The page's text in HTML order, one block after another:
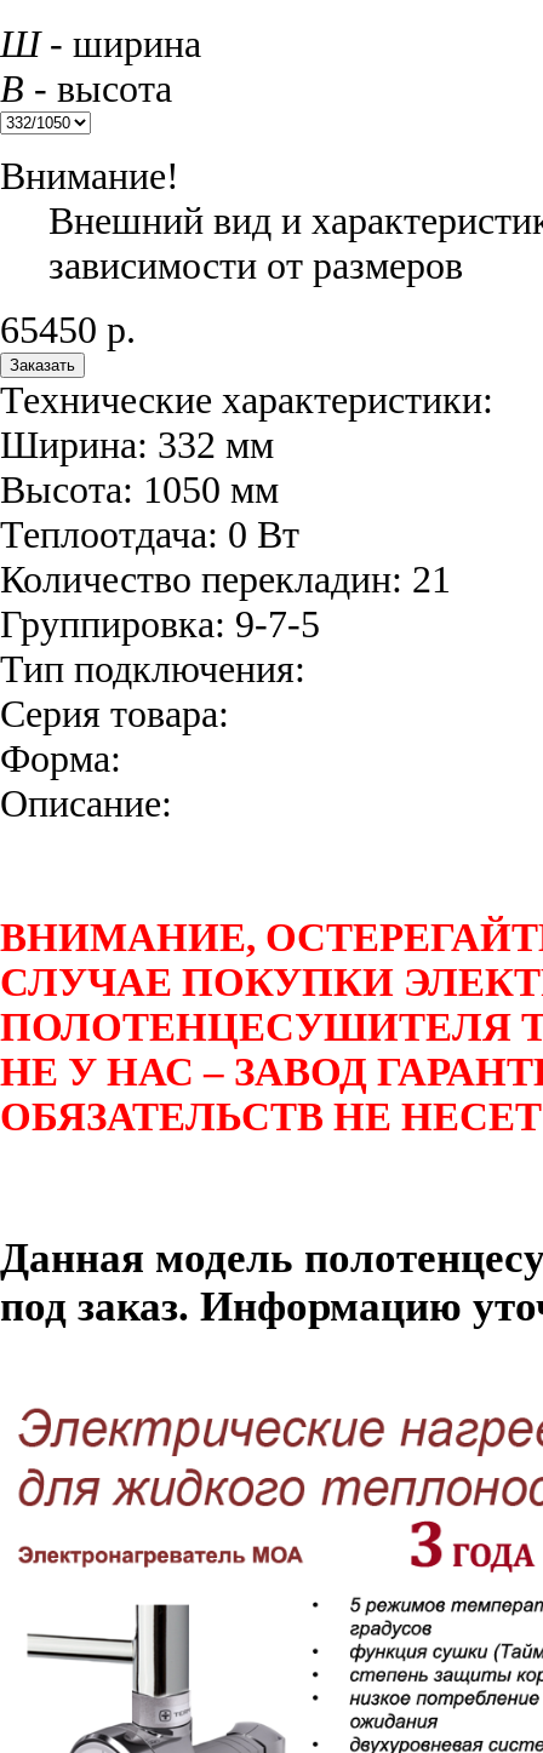
Ш- ширина
В - высота
Внимание!
Внешний вид и
зависимости от размеров
65450 р.
Заказать
Технические характеристики:
Ширина: 332 мм
Высота: 1050 мм
Теплоотдача: 0 Вт
Количество перекладин: 21
Группировка: 9-7-5
Тип подключения:
Серия товара:
Форма:
Описание:
ВНИМАНИЕ,
СЛУЧАЕ ПОКУПКИ
ПОЛОТЕНЦЕСУШИТЕЛЯ
НЕ У НАС – ЗАВОД
ОБЯЗАТЕЛЬСТВ НЕ
Данная модель
под заказ. Информацию